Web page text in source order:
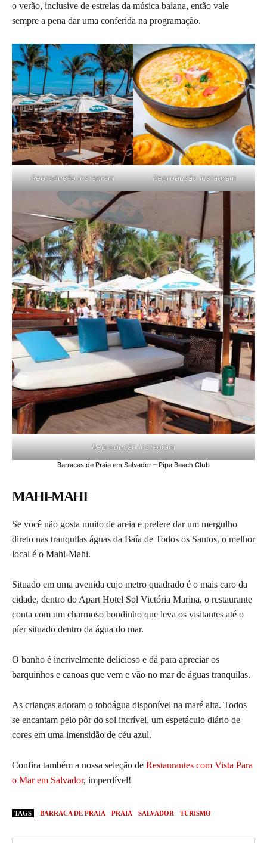
o verão, inclusive de estrelas da música baiana, então vale
sempre a pena dar uma conferida na programação.
Reprodução Instagram Reprodução Instagram
Reprodução Instagram
Barracas de Praia em Salvador – Pipa Beach Club
MAHI-MAHI
Se você não gosta muito de areia e prefere dar um mergulho
direto nas tranquilas águas da Baía de Todos os Santos, o melhor
local é o Mahi-Mahi.
Situado em uma avenida cujo metro quadrado é o mais caro da
cidade, dentro do Apart Hotel Sol Victória Marina, o restaurante
conta com um charmoso bondinho que leva os visitantes até o
píer situado dentro da água do mar.
O banho é incrivelmente delicioso e dá para apreciar os
barquinhos e canoas que vem e vão no mar de águas tranquilas.
As crianças adoram o toboágua disponível na maré alta. Todos
se encantam pelo pôr do sol incrível, um espetáculo diário de
cores em uma imensidão de céu azul.
Confira também a nossa seleção de Restaurantes com Vista Para
o Mar em Salvador, imperdível!
TAGS BARRACA DE PRAIA PRAIA SALVADOR TURISMO